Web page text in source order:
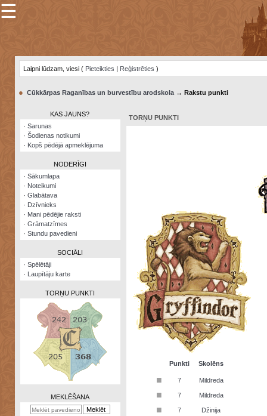
×
Šodienas
notikumi
Visatcera
almanahs
Arhīvs
Zināšanu
☰
Laipni lūdzam, viesi ( Pieteikties | Reģistrēties )
● Cūkkārpas Raganības un burvestību arodskola → Rakstu punkti
KAS JAUNS?
·Sarunas
·Šodienas notikumi
· Kopš pēdējā apmeklējuma
NODERĪGI
·Sākumlapa
· Noteikumi
·Glabātava
· Dzīvnieks
· Mani pēdējie raksti
·Grāmatzīmes
·Stundu pavedieni
SOCIĀLI
·Spēlētāji
· Laupītāju karte
TORŅU PUNKTI
MEKLĒŠANA
TORŅU PUNKTI
Punkti Skolēns
■ 7 Mildreda
■ 7 Mildreda
■ 7 Džinija